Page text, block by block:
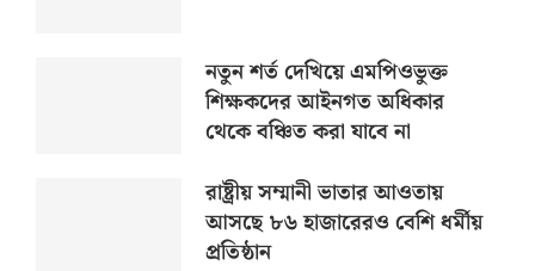
নতুন শর্ত দেখিয়ে এমপিওভুক্ত
শিক্ষকদের আইনগত অধিকার
থেকে বঞ্চিত করা যাবে না
রাষ্ট্রীয় সম্মানী ভাতার আওতায়
আসছে ৮৬ হাজারেরও বেশি ধর্মীয়
প্রতিষ্ঠান